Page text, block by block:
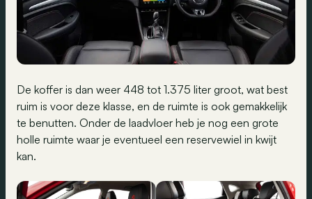
De koffer is dan weer 448 tot 1.375 liter groot, wat best
ruim is voor deze klasse, en de ruimte is ook gemakkelijk
te benutten. Onder de laadvloer heb je nog een grote
holle ruimte waar je eventueel een reservewiel in kwijt
kan.